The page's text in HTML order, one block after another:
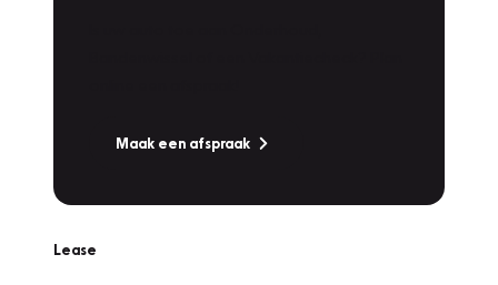
Maak een afspraak
Lease